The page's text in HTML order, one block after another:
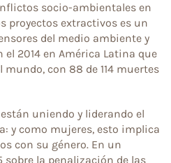
socio-ambientales en
proyectos extractivos es un
del medio ambiente y
2014 en América Latina que
con 88 de 114 muertes
uniendo y liderando el
y como mujeres, esto implica
con su género. En un
sobre la penalización de las